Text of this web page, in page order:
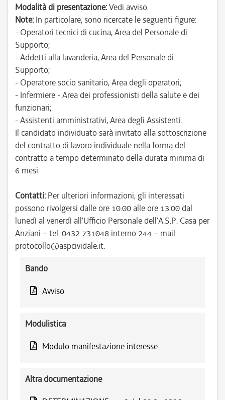
Modalità di presentazione:Vedi avviso.
Note: In particolare, sono ricercate le seguenti figure:
- Operatori tecnici di cucina, Area del Personale di
Supporto;
- Addetti alla lavanderia, Area del Personale di
Supporto;
- Operatore socio sanitario, Area degli operatori;
- Infermiere - Area dei professionisti della salute e dei
funzionari;
- Assistenti amministrativi, Area degli Assistenti.
Il candidato individuato sarà invitato alla sottoscrizione
del contratto di lavoro individuale nella forma del
contratto a tempo determinato della durata minima di
6 mesi.
Contatti: Per ulteriori informazioni, gli interessati
possono rivolgersi dalle ore 10.00 alle ore 13.00 dal
lunedì al venerdì all’Ufficio Personale dell’A.S.P. Casa per
Anziani – tel. 0432 731048 interno 244 – mail:
protocollo@aspcividale.it.
Bando
Avviso
Modulistica
Modulo manifestazione interesse
Altra documentazione